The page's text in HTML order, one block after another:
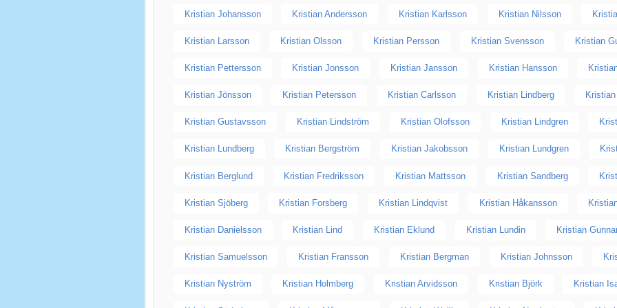
Kristian Johansson Kristian Andersson Kristian Karlsson Kristian Nilsson
Kristian Larsson Kristian Olsson Kristian Persson Kristian Svensson Kristian
Kristian Pettersson Kristian Jonsson Kristian Jansson Kristian Hansson
Kristian Jönsson Kristian Petersson Kristian Carlsson Kristian Lindberg
Kristian Gustavsson Kristian Lindström Kristian Olofsson Kristian Lindgren
Kristian Lundberg Kristian Bergström Kristian Jakobsson Kristian Lundgren
Kristian Berglund Kristian Fredriksson Kristian Mattsson Kristian Sandberg
Kristian Sjöberg Kristian Forsberg Kristian Lindqvist Kristian Håkansson
Kristian Danielsson Kristian Lind Kristian Eklund Kristian Lundin Kristian
Kristian Samuelsson Kristian Fransson Kristian Bergman Kristian Johnsson
Kristian Nyström Kristian Holmberg Kristian Arvidsson Kristian Björk Kristian